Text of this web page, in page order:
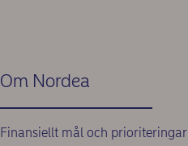
Om Nordea
Finansiellt mål och prioriteringar